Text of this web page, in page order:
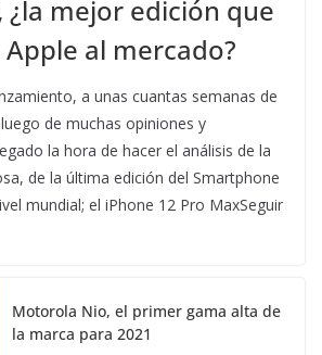
¿la mejor edición que
al mercado?
a unas cuantas semanas de
de muchas opiniones y
la hora de hacer el análisis de la
de la última edición del Smartphone
mundial; el iPhone 12 Pro MaxSeguir
Motorola Nio, el primer gama alta de
la marca para 2021